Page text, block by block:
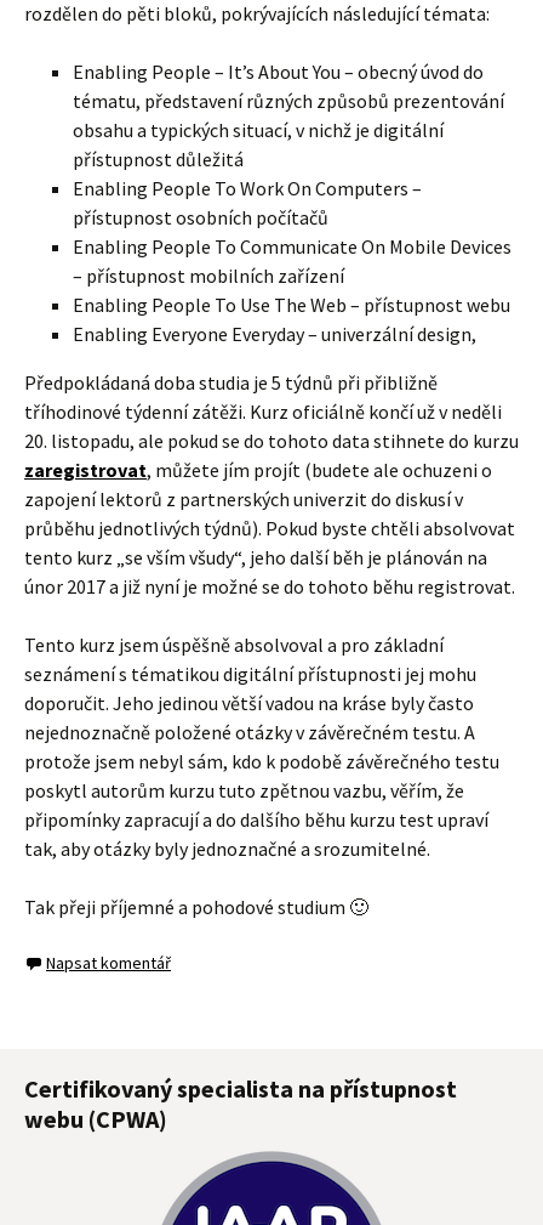
rozdělen do pěti bloků, pokrývajících následující témata:
Enabling People – It’s About You – obecný úvod do
tématu, představení různých způsobů prezentování
obsahu a typických situací, v nichž je digitální
přístupnost důležitá
Enabling People To Work On Computers –
přístupnost osobních počítačů
Enabling People To Communicate On Mobile Devices
– přístupnost mobilních zařízení
Enabling People To Use The Web – přístupnost webu
Enabling Everyone Everyday – univerzální design,
Předpokládaná doba studia je 5 týdnů při přibližně
tříhodinové týdenní zátěži. Kurz oficiálně končí už v neděli
20. listopadu, ale pokud se do tohoto data stihnete do kurzu
zaregistrovat, můžete jím projít (budete ale ochuzeni o
zapojení lektorů z partnerských univerzit do diskusí v
průběhu jednotlivých týdnů). Pokud byste chtěli absolvovat
tento kurz „se vším všudy“, jeho další běh je plánován na
únor 2017 a již nyní je možné se do tohoto běhu registrovat.
Tento kurz jsem úspěšně absolvoval a pro základní
seznámení s tématikou digitální přístupnosti jej mohu
doporučit. Jeho jedinou větší vadou na kráse byly často
nejednoznačně položené otázky v závěrečném testu. A
protože jsem nebyl sám, kdo k podobě závěrečného testu
poskytl autorům kurzu tuto zpětnou vazbu, věřím, že
připomínky zapracují a do dalšího běhu kurzu test upraví
tak, aby otázky byly jednoznačné a srozumitelné.
Tak přeji příjemné a pohodové studium 🙂
Napsat komentář
Certifikovaný specialista na přístupnost
webu (CPWA)